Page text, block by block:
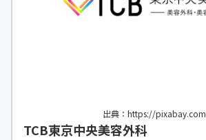
出典：https://pixabay.com
TCB東京中央美容外科